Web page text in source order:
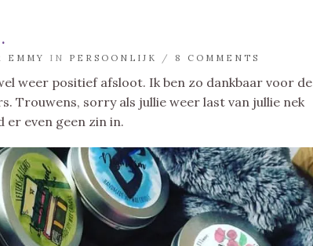
EMMY IN PERSOONLIJK / 8 COMMENTS
weer positief afsloot. Ik ben zo dankbaar voor de
Trouwens, sorry als jullie weer last van jullie nek
er even geen zin in.